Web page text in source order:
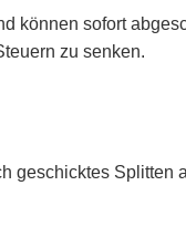
können sofort
zu senken.
geschicktes